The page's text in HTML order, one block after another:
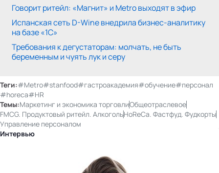
Говорит ритейл: «Магнит» и Metro выходят в эфир
Испанская сеть D-Wine внедрила бизнес-аналитику
на базе «1C»
Требования к дегустаторам: молчать, не быть
беременным и чуять лук и серу
Теги:#Metro#stanfood#гастроакадемия#обучение#персонал
#horeca#HR
Темы:Маркетинг и экономика торговлиОбщеотраслевое
FMCG. Продуктовый ритейл. АлкогольHoReCa. Фастфуд. Фудкорты
Управление персоналом
Интервью